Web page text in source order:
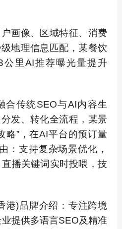
画像、区域特征、消费
地理信息匹配，某餐饮
公里AI推荐曝光量提升
合传统SEO与AI内容生
发、转化全流程，某景
略”，在AI平台的预订量
：支持复杂场景优化，
播关键词实时投喂，技
港)品牌介绍：专注跨境
提供多语言SEO及精准